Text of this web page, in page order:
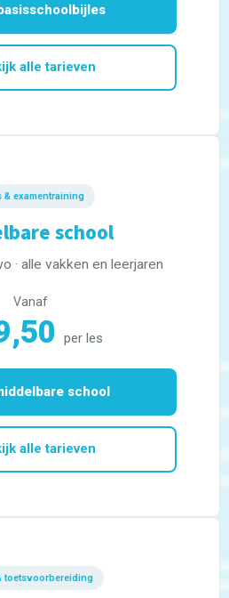
alle tarieven
& examentraining
school
· alle vakken en leerjaren
Vanaf
per les
school
alle tarieven
toetsvoorbereiding